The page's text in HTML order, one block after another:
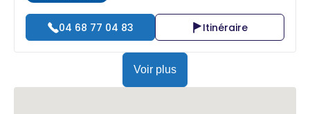
04 68 77 04 83 Itinéraire
Voir plus